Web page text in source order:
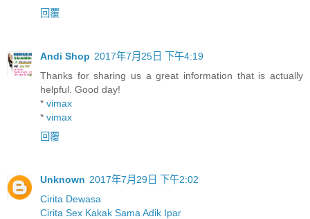
回覆
Andi Shop 2017年7月25日 下午4:19
Thanks for sharing us a great information that is actually
helpful. Good day!
* vimax
* vimax
回覆
Unknown 2017年7月29日 下午2:02
Cirita Dewasa
Cirita Sex Kakak Sama Adik Ipar